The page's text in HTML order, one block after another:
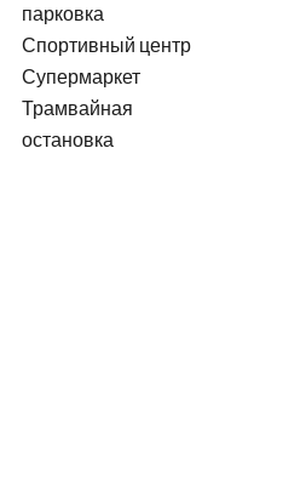
парковка
Спортивный центр
Супермаркет
Трамвайная
остановка